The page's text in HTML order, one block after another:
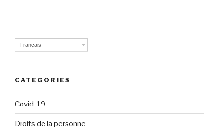
Français
CATEGORIES
Covid-19
Droits de la personne